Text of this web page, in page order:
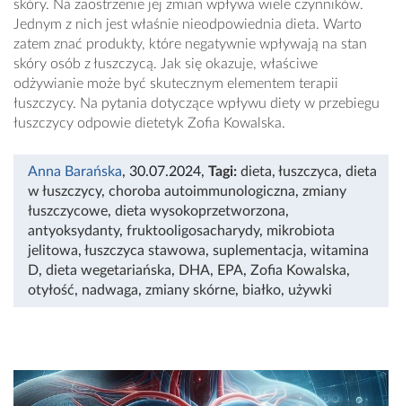
skóry. Na zaostrzenie jej zmian wpływa wiele czynników.
Jednym z nich jest właśnie nieodpowiednia dieta. Warto
zatem znać produkty, które negatywnie wpływają na stan
skóry osób z łuszczycą. Jak się okazuje, właściwe
odżywianie może być skutecznym elementem terapii
łuszczycy. Na pytania dotyczące wpływu diety w przebiegu
łuszczycy odpowie dietetyk Zofia Kowalska.
Anna Barańska, 30.07.2024, Tagi: dieta, łuszczyca, dieta
w łuszczycy, choroba autoimmunologiczna, zmiany
łuszczycowe, dieta wysokoprzetworzona,
antyoksydanty, fruktooligosacharydy, mikrobiota
jelitowa, łuszczyca stawowa, suplementacja, witamina
D, dieta wegetariańska, DHA, EPA, Zofia Kowalska,
otyłość, nadwaga, zmiany skórne, białko, używki